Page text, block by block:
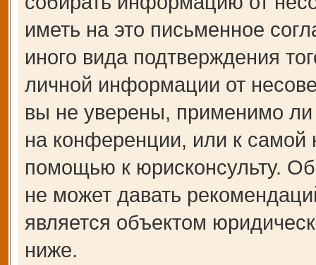
иметь на это письменное
иного вида подтверждения
личной информации от
вы не уверены, применимо ли
на конференции, или к самой
помощью к юрисконсульту.
не может давать
является объектом
ниже.